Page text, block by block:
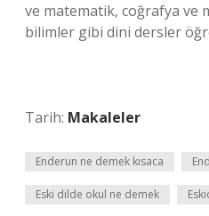
ve matematik, coğrafya ve
bilimler gibi dini dersler
Tarih: Makaleler
Enderun ne demek kısaca
Eski dilde okul ne demek